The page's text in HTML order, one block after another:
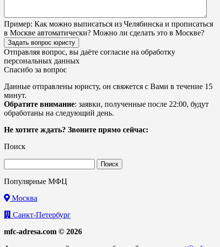
Пример: Как можно выписаться из Челябинска и прописаться
в Москве автоматически? Можно ли сделать это в Москве?
Задать вопрос юристу
Отправляя вопрос, вы даёте согласие на обработку
персональных данных
Спасибо за вопрос
Данные отправлены юристу, он свяжется с Вами в течение 15
минут.
Обратите внимание: заявки, полученные после 22:00, будут
обработаны на следующий день.
Не хотите ждать? Звоните прямо сейчас:
Поиск
Популярные МФЦ
Москва
Санкт-Петербург
mfc-adresa.com © 2026